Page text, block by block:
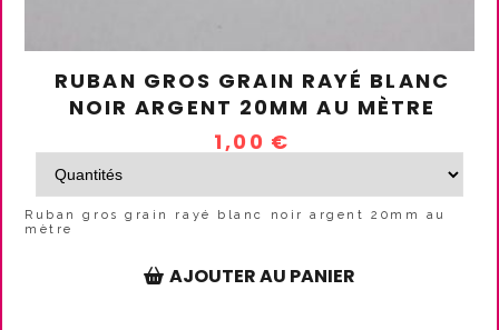
RUBAN GROS GRAIN RAYÉ BLANC
NOIR ARGENT 20MM AU MÈTRE
1,00 €
Ruban gros grain rayé blanc noir argent 20mm au
mètre
AJOUTER AU PANIER